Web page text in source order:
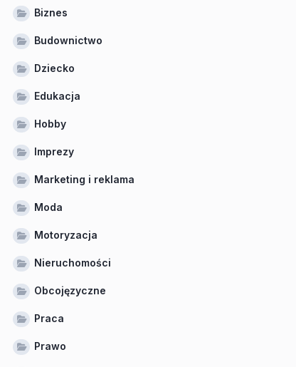
Biznes
Budownictwo
Dziecko
Edukacja
Hobby
Imprezy
Marketing i reklama
Moda
Motoryzacja
Nieruchomości
Obcojęzyczne
Praca
Prawo